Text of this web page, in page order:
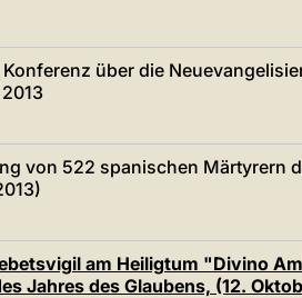
über die
von 522 spanischen Märtyrern
am Heiligtum "Divino
Jahres des Glaubens, (12.